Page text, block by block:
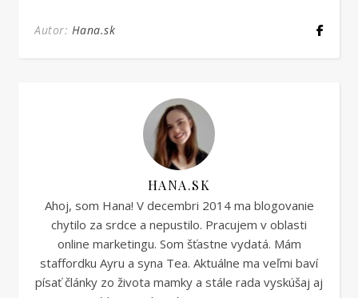
Autor: Hana.sk
HANA.SK
Ahoj, som Hana! V decembri 2014 ma blogovanie
chytilo za srdce a nepustilo. Pracujem v oblasti
online marketingu. Som šťastne vydatá. Mám
staffordku Ayru a syna Tea. Aktuálne ma veľmi baví
písať články zo života mamky a stále rada vyskúšaj aj